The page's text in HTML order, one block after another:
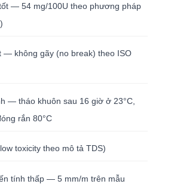
— 54 mg/100U theo phương pháp
— không gãy (no break) theo ISO
— tháo khuôn sau 16 giờ ở 23°C,
rắn 80°C
toxicity theo mô tả TDS)
tính thấp — 5 mm/m trên mẫu